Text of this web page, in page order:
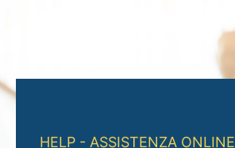
HELP - ASSISTENZA ONLINE